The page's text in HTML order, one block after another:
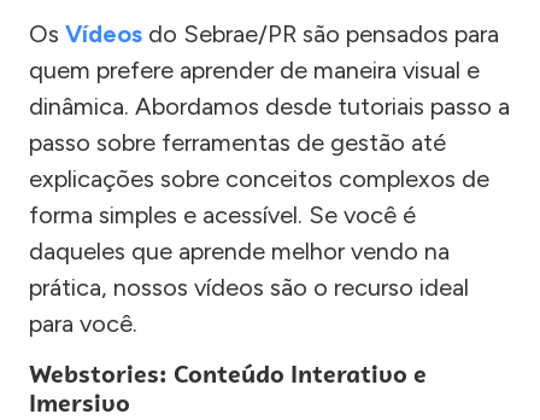
Os Vídeos do Sebrae/PR são pensados para
quem prefere aprender de maneira visual e
dinâmica. Abordamos desde tutoriais passo a
passo sobre ferramentas de gestão até
explicações sobre conceitos complexos de
forma simples e acessível. Se você é
daqueles que aprende melhor vendo na
prática, nossos vídeos são o recurso ideal
para você.
Webstories: Conteúdo Interativo e
Imersivo